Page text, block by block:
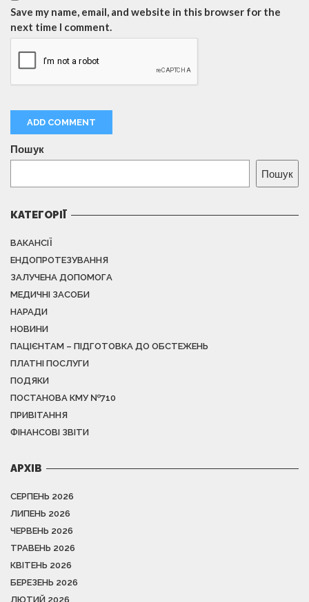
Save my name, email, and website in this browser for the
next time I comment.
Пошук
Пошук
КАТЕГОРІЇ
ВАКАНСІЇ
ЕНДОПРОТЕЗУВАННЯ
ЗАЛУЧЕНА ДОПОМОГА
МЕДИЧНІ ЗАСОБИ
НАРАДИ
НОВИНИ
ПАЦІЄНТАМ – ПІДГОТОВКА ДО ОБСТЕЖЕНЬ
ПЛАТНІ ПОСЛУГИ
ПОДЯКИ
ПОСТАНОВА КМУ №710
ПРИВІТАННЯ
ФІНАНСОВІ ЗВІТИ
АРХІВ
СЕРПЕНЬ 2026
ЛИПЕНЬ 2026
ЧЕРВЕНЬ 2026
ТРАВЕНЬ 2026
КВІТЕНЬ 2026
БЕРЕЗЕНЬ 2026
ЛЮТИЙ 2026